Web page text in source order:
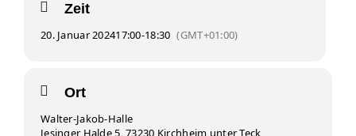
Zeit
20. Januar 202417:00-18:30 (GMT+01:00)
Ort
Walter-Jakob-Halle
Jesinger Halde 5, 73230 Kirchheim unter Teck